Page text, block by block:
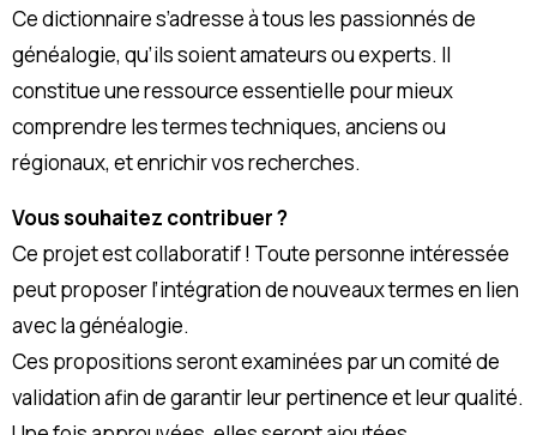
Ce dictionnaire s’adresse à tous les passionnés de
généalogie, qu’ils soient amateurs ou experts. Il
constitue une ressource essentielle pour mieux
comprendre les termes techniques, anciens ou
régionaux, et enrichir vos recherches.
Vous souhaitez contribuer ?
Ce projet est collaboratif ! Toute personne intéressée
peut proposer l’intégration de nouveaux termes en lien
avec la généalogie.
Ces propositions seront examinées par un comité de
validation afin de garantir leur pertinence et leur qualité.